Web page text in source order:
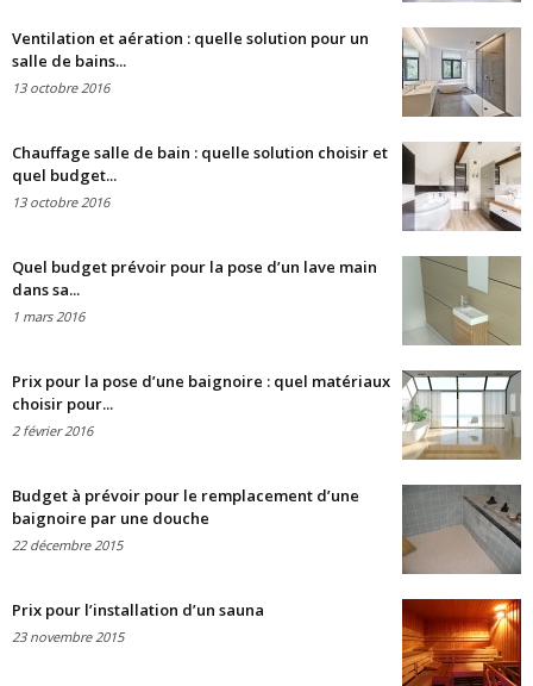
Ventilation et aération : quelle solution pour un
salle de bains...
13 octobre 2016
Chauffage salle de bain : quelle solution choisir et
quel budget...
13 octobre 2016
Quel budget prévoir pour la pose d’un lave main
dans sa...
1 mars 2016
Prix pour la pose d’une baignoire : quel matériaux
choisir pour...
2 février 2016
Budget à prévoir pour le remplacement d’une
baignoire par une douche
22 décembre 2015
Prix pour l’installation d’un sauna
23 novembre 2015